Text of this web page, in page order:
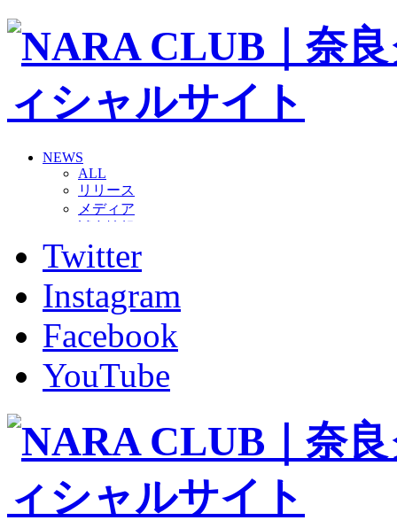
NEWS
ALL
リリース
メディア
グッズ
ファンコミュニティ
ホームタウン
コラム
その他
TEAM
2026/27トップチーム
2026/27トップチームスタッフ
バモス
チアダンススクール
ボランティアチーム「volundeer」
ビクトリーロード
HOMEGAME
観戦ルール＆マナー
Twitter
Instagram
Facebook
YouTube